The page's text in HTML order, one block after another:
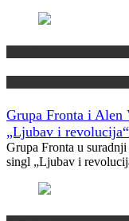
Grupa Fronta i Alen
„Ljubav i revolucija“
Grupa Fronta u
singl „Ljubav i